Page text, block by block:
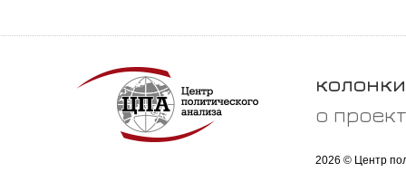
колонки
о
2026 © Центр